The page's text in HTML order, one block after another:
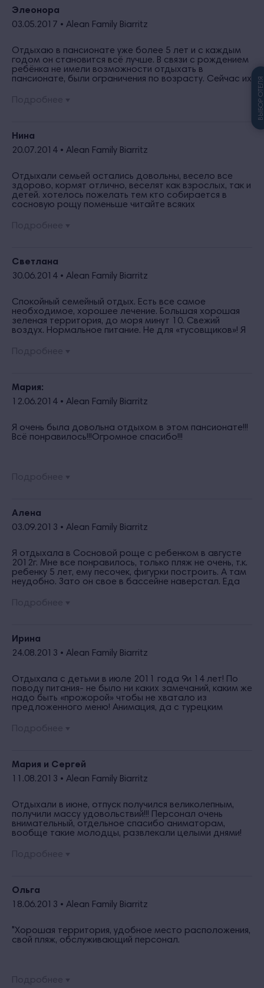
Элеонора
03.05.2017 • Alean Family Biarritz
Отдыхаю в пансионате уже более 5 лет и с каждым
годом он становится всё лучше. В связи с рождением
ребёнка не имели возможности отдыхать в
пансионате, были ограничения по возрасту. Сейчас их
Нина
20.07.2014 • Alean Family Biarritz
Отдыхали семьей остались довольны, весело все
здорово, кормят отлично, веселят как взрослых, так и
детей. хотелось пожелать тем кто собирается в
сосновую рощу поменьше читайте всяких
номерах чисто вы ведь едете на море а не в номере
валяться и стены рассматривать да телевизор. один
недостаток платная детская комната и лежаки на
не критиковать и искать недостатки, даже в Турции и в
Египте их можно найти при желании. всем хорошего
отдыха.
Светлана
30.06.2014 • Alean Family Biarritz
Спокойный семейный отдых. Есть все самое
необходимое, хорошее лечение. Большая хорошая
зеленая территория, до моря минут 10. Свежий
воздух. Нормальное питание. Не для «тусовщиков»! Я
Мария:
12.06.2014 • Alean Family Biarritz
Я очень была довольна отдыхом в этом пансионате!!!
Всё понравилось!!!Огромное спасибо!!!
Алена
03.09.2013 • Alean Family Biarritz
Я отдыхала в Сосновой роще с ребенком в августе
2012г. Мне все понравилось, только пляж не очень, т.к.
ребенку 5 лет, ему песочек, фигурки построить. А там
неудобно. Зато он свое в бассейне наверстал. Еда
жаловались и на анимацию. Сама один раз у них
была. (советские времена). А у нас целый день
развлекали, а вечером каждый раз новое шоу.
Ирина
24.08.2013 • Alean Family Biarritz
Отдыхала с детьми в июле 2011 года 9и 14 лет! По
поводу питания- не было ни каких замечаний, каким же
надо быть «прожорой» чтобы не хватало из
предложенного меню! Анимация, да с турецким
Египте погуляете по такой набережной!?
Мария и Сергей
11.08.2013 • Alean Family Biarritz
Отдыхали в июне, отпуск получился великолепным,
получили массу удовольствий!!! Персонал очень
внимательный, отдельное спасибо аниматорам,
вообще такие молодцы, развлекали целыми днями!
Ольга
18.06.2013 • Alean Family Biarritz
"Хорошая территория, удобное место расположения,
свой пляж, обслуживающий персонал.
ВЫБОР ОТЕЛЯ